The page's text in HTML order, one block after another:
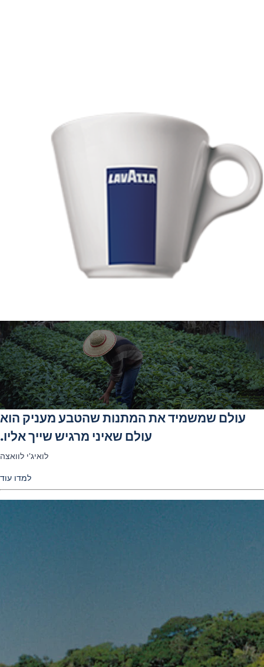
עולם שמשמיד את המתנות שהטבע מעניק הוא
עולם שאיני מרגיש שייך אליו.
לואיג'י לוואצה
למדו עוד